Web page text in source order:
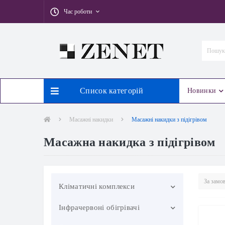
Час роботи
Список категорій Новинки
Масажні накидки Масажні накидки з підігрівом
Масажна накидка з підігрівом
Кліматичні комплекси
Міні-кондиціонери
Інфрачервоні обігрівачі